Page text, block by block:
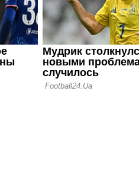
Ротань:
слабое
последних